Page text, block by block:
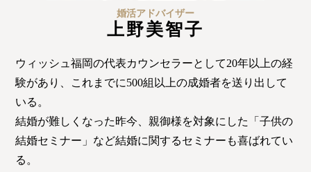
婚活アドバイザー
上野美智子
ウィッシュ福岡の代表カウンセラーとして20年以上の経
験があり、これまでに500組以上の成婚者を送り出して
いる。
結婚が難しくなった昨今、親御様を対象にした「子供の
結婚セミナー」など結婚に関するセミナーも喜ばれてい
る。